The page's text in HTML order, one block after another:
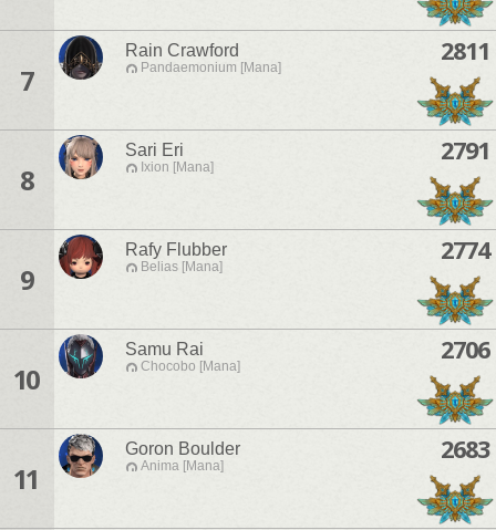
7
Rain Crawford
Pandaemonium [Mana]
2811
8
Sari Eri
Ixion [Mana]
2791
9
Rafy Flubber
Belias [Mana]
2774
10
Samu Rai
Chocobo [Mana]
2706
11
Goron Boulder
Anima [Mana]
2683